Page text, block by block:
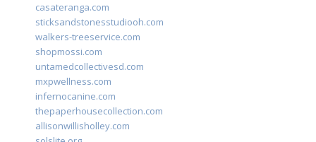
casateranga.com
sticksandstonesstudiooh.com
walkers-treeservice.com
shopmossi.com
untamedcollectivesd.com
mxpwellness.com
infernocanine.com
thepaperhousecollection.com
allisonwillisholley.com